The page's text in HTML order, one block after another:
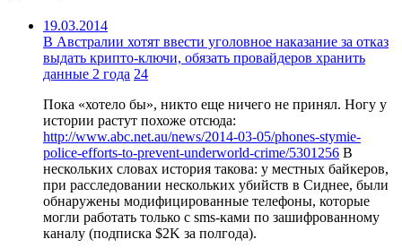
19.03.2014
В Австралии хотят ввести уголовное наказание за отказ
выдать крипто-ключи, обязать провайдеров хранить
данные 2 года 24
Пока «хотело бы», никто еще ничего не принял. Ногу у
истории растут похоже отсюда:
http://www.abc.net.au/news/2014-03-05/phones-stymie-
police-efforts-to-prevent-underworld-crime/5301256 В
нескольких словах история такова: у местных байкеров,
при расследовании нескольких убийств в Сиднее, были
обнаружены модифицированные телефоны, которые
могли работать только с sms-ками по зашифрованному
каналу (подписка $2K за полгода).